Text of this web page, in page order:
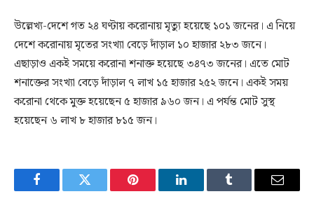
উল্লেখ্য-দেশে গত ২৪ ঘণ্টায় করোনায় মৃত্যু হয়েছে ১০১ জনের। এ নিয়ে
দেশে করোনায় মৃতের সংখ্যা বেড়ে দাঁড়াল ১০ হাজার ২৮৩ জনে।
এছাড়াও একই সময়ে করোনা শনাক্ত হয়েছে ৩৪৭৩ জনের। এতে মোট
শনাক্তের সংখ্যা বেড়ে দাঁড়াল ৭ লাখ ১৫ হাজার ২৫২ জনে। একই সময়
করোনা থেকে মুক্ত হয়েছেন ৫ হাজার ৯৬০ জন। এ পর্যন্ত মোট সুস্থ
হয়েছেন ৬ লাখ ৮ হাজার ৮১৫ জন।
FacebookTwitter Pinterest LinkedInTumblr Email